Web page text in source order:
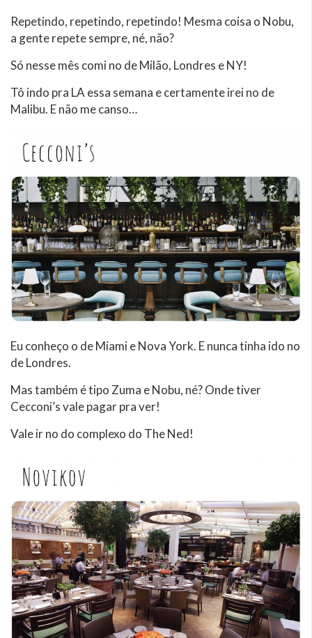
Repetindo, repetindo, repetindo! Mesma coisa o Nobu,
a gente repete sempre, né, não?
Só nesse mês comi no de Milão, Londres e NY!
Tô indo pra LA essa semana e certamente irei no de
Malibu. E não me canso…
Eu conheço o de Miami e Nova York. E nunca tinha ido no
de Londres.
Mas também é tipo Zuma e Nobu, né? Onde tiver
Cecconi’s vale pagar pra ver!
Vale ir no do complexo do The Ned!